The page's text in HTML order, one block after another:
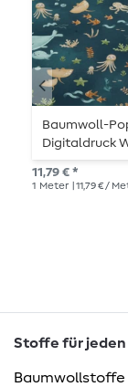
Baumwoll-
Digitaldruck
11,79 € *
1 Meter | 11,79 € /
Stoffe für jeden
Baumwollstoffe